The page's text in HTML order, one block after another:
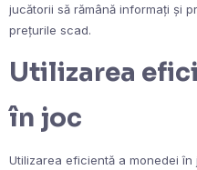
jucătorii să rămână informați și
prețurile scad.
Utilizarea
în joc
Utilizarea eficientă a monedei